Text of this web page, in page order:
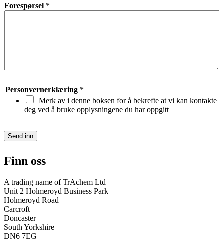
d
i
c
O
i
S
o
r
e
?
*
Forespørsel *
Personvernerklæring *
Merk av i denne boksen for å bekrefte at vi kan kontakte
deg ved å bruke opplysningene du har oppgitt
Send inn
Finn oss
A trading name of TrAchem Ltd
Unit 2 Holmeroyd Business Park
Holmeroyd Road
Carcroft
Doncaster
South Yorkshire
DN6 7EG